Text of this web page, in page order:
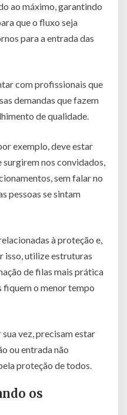
ao máximo, garantindo
que o fluxo seja
para a entrada das
com profissionais que
demandas que fazem
de qualidade.
exemplo, deve estar
surgirem nos convidados,
sem falar no
pessoas se sintam
à proteção e,
isso, utilize estruturas
de filas mais prática
fiquem o menor tempo
vez, precisam estar
ou entrada não
proteção de todos.
os